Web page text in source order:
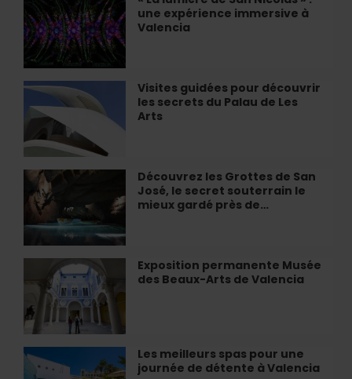
au
MuVIM
une expérience immersive à
Valencia
La
lumière
de
San
Nicolás
expérience
à
Valencia
Visites guidées pour découvrir
les secrets du Palau de Les
Arts
Visites
guidées
pour
découvrir
les
secrets
Palau
de
Découvrez les Grottes de San
José, le secret souterrain le
mieux gardé près de…
Découvrez
les
Grottes
de
San
José,
secret
souterrain
le
gardé
près
Exposition permanente Musée
des Beaux-Arts de Valencia
Exposition
permanente
Musée
des
Beaux-
Arts
Les meilleurs spas pour une
journée de détente à Valencia
Les
meilleurs